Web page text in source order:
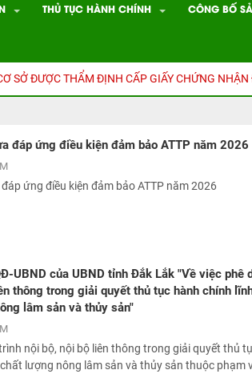
THỦ TỤC HÀNH CHÍNH CÔNG BỐ
THẨM ĐỊNH CẤP GIẤY CHỨNG NHẬN ĐỦ
đáp ứng điều kiện đảm bảo ATTP năm 2026
ứng điều kiện đảm bảo ATTP năm 2026
UBND của UBND tỉnh Đắk Lắk "Về việc phê
thông trong giải quyết thủ tục hành chính
lâm sản và thủy sản"
nội bộ, nội bộ liên thông trong giải quyết thủ
lượng nông lâm sản và thủy sản thuộc phạm